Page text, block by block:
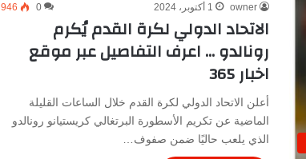
owner 1 أكتوبر، 2024 0
946
الاتحاد الدولي لكرة القدم يُكرم
رونالدو … اعرف التفاصيل عبر موقع
اخبار 365
أعلن الاتحاد الدولي لكرة القدم خلال الساعات القليلة
الماضية عن تكريم الأسطورة البرتغالي كريستيانو رونالدو
الذي يلعب حاليًا ضمن صفوف…